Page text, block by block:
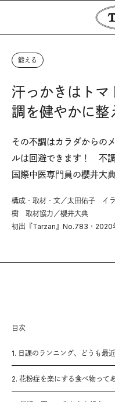
鍛える
汗っかきはトマ
調を健やかに整
その不調はカラダからの
ルは回避できます！ 不調
国際中医専門員の櫻井大
構成・取材・文／太田佑子 イ
樹 取材協力／櫻井大典
初出『Tarzan』No.783・2020
目次
1. 日課のランニング、どうも最
2. 花粉症を楽にする食べ物って